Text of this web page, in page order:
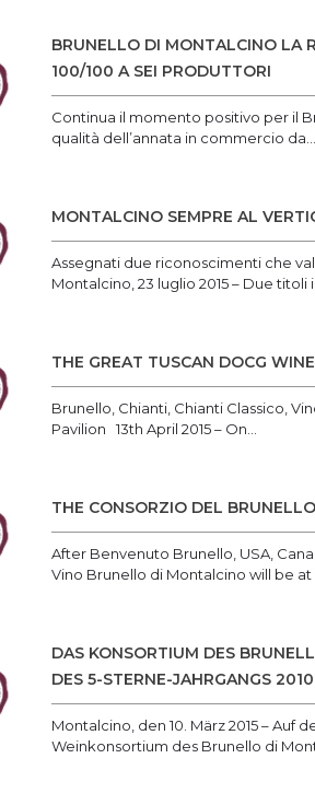
BRUNELLO DI MONTALCINO LA
100/100 A SEI PRODUTTORI
Continua il momento positivo per il
qualità dell’annata in commercio da...
MONTALCINO SEMPRE AL
Assegnati due riconoscimenti che
Montalcino, 23 luglio 2015 – Due titoli
THE GREAT TUSCAN DOCG
Brunello, Chianti, Chianti Classico,
Pavilion 13th April 2015 – On...
THE CONSORZIO DEL
After Benvenuto Brunello, USA,
Vino Brunello di Montalcino will be at
DAS KONSORTIUM DES
DES 5-STERNE-JAHRGANGS 2010
Montalcino, den 10. März 2015 – Auf
Weinkonsortium des Brunello di